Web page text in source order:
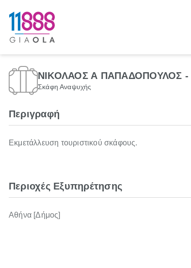
ΝΙΚΟΛΑΟΣ Α ΠΑΠΑΔΟΠΟΥΛΟΣ -
Σκάφη Αναψυχής
Περιγραφή
Εκμετάλλευση τουριστικού σκάφους.
Περιοχές Εξυπηρέτησης
Αθήνα [Δήμος]